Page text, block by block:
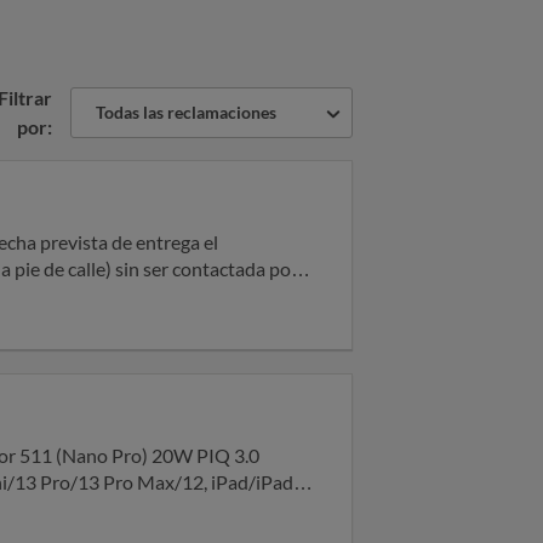
Filtrar
por:
Todas las reclamaciones
prevista de entrega el
en la que yo estaba allí y nadie
no lo permiten. Es más, mi nombre
con ellos
encargada de la entrega
511 (Nano Pro) 20W PIQ 3.0
13 Pro/13 Pro Max/12, iPad/iPad
Cámara Antigolpes Transparente
Pixel 6a: smartphone 5G Android